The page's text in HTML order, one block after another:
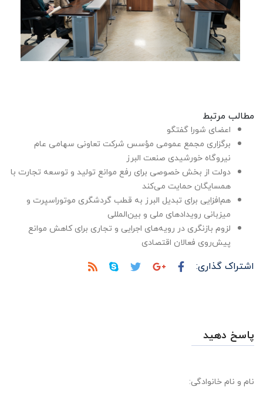
مطالب مرتبط
اعضای شورا گفتگو
برگزاری مجمع عمومی مؤسس شرکت تعاونی سهامی عام
نیروگاه خورشیدی صنعت البرز
دولت از بخش خصوصی برای رفع موانع تولید و توسعه تجارت با
همسایگان حمایت می‌کند
هم‌افزایی برای تبدیل البرز به قطب گردشگری موتوراسپرت و
میزبانی رویدادهای ملی و بین‌المللی
لزوم بازنگری در رویه‌های اجرایی و تجاری برای کاهش موانع
پیش‌روی فعالان اقتصادی
اشتراک گذاری:
پاسخ دهید
نام و نام خانوادگی: